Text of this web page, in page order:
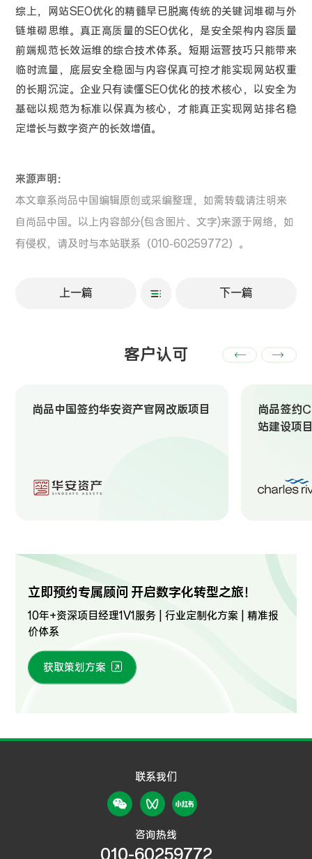
综上，网站SEO优化的精髓早已脱离传统的关键词堆砌与外
链堆砌思维。真正高质量的SEO优化，是安全架构内容质量
前端规范长效运维的综合技术体系。短期运营技巧只能带来
临时流量，底层安全稳固与内容保真可控才能实现网站权重
的长期沉淀。企业只有读懂SEO优化的技术核心，以安全为
基础以规范为标准以保真为核心，才能真正实现网站排名稳
定增长与数字资产的长效增值。
来源声明：
本文章系尚品中国编辑原创或采编整理，如需转载请注明来
自尚品中国。以上内容部分(包含图片、文字)来源于网络，如
有侵权，请及时与本站联系（010-60259772）。
上一篇 下一篇
客户认可
尚品中国签约华安资产官网改版项目
尚品签约
站建设项
立即预约专属顾问 开启数字化转型之旅！
10年+资深项目经理1V1服务 | 行业定制化方案 | 精准报
价体系
获取策划方案
联系我们
咨询热线
010-60259772